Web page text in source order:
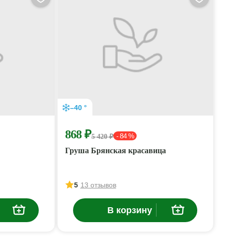
–40 °
868 ₽5 420 ₽ - 84 %
Груша Брянская красавица
5 13 отзывов
В корзину